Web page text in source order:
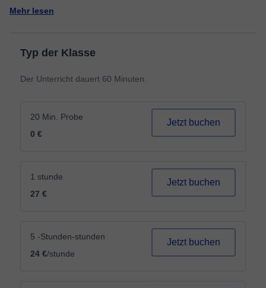
Mehr lesen
Typ der Klasse
Der Unterricht dauert 60 Minuten.
20 Min. Probe
0 €
Jetzt buchen
1 stunde
27 €
Jetzt buchen
5 -Stunden-stunden
24 €/stunde
Jetzt buchen